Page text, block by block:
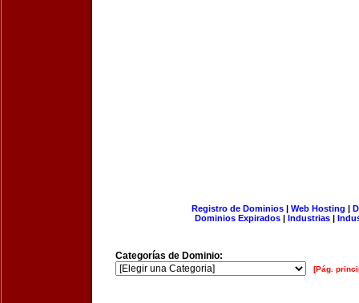
Registro de Dominios| Web Hosting |
Dominios Expirados | Industrias |
Categorías de Dominio:
[Pág.